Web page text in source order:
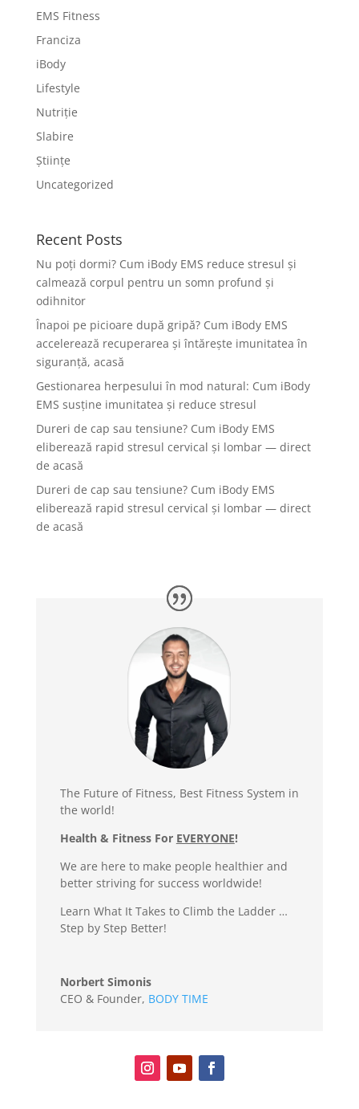
EMS Fitness
Franciza
iBody
Lifestyle
Nutriție
Slabire
Științe
Uncategorized
Recent Posts
Nu poți dormi? Cum iBody EMS reduce stresul și
calmează corpul pentru un somn profund și
odihnitor
Înapoi pe picioare după gripă? Cum iBody EMS
accelerează recuperarea și întărește imunitatea în
siguranță, acasă
Gestionarea herpesului în mod natural: Cum iBody
EMS susține imunitatea și reduce stresul
Dureri de cap sau tensiune? Cum iBody EMS
eliberează rapid stresul cervical și lombar — direct
de acasă
Dureri de cap sau tensiune? Cum iBody EMS
eliberează rapid stresul cervical și lombar — direct
de acasă
The Future of Fitness, Best Fitness System in
the world!
Health & Fitness For EVERYONE!
We are here to make people healthier and
better striving for success worldwide!
Learn What It Takes to Climb the Ladder …
Step by Step Better!
Norbert Simonis
CEO & Founder, BODY TIME